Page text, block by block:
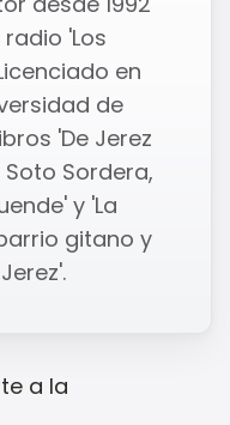
'Los
en
de
'De Jerez
Sordera,
y 'La
gitano y
a la